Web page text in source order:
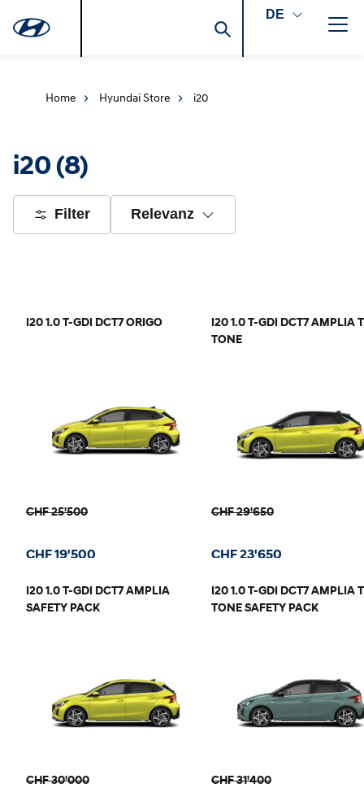
DE
Home Hyundai Store i20
i20 (8)
Filter Relevanz
I20 1.0 T-GDI DCT7 ORIGO
CHF 25'500
CHF 19'500
I20 1.0 T-GDI DCT7 AMPLIA
TONE
CHF 29'650
CHF 23'650
I20 1.0 T-GDI DCT7 AMPLIA
SAFETY PACK
CHF 30'000
I20 1.0 T-GDI DCT7 AMPLIA
TONE SAFETY PACK
CHF 31'400